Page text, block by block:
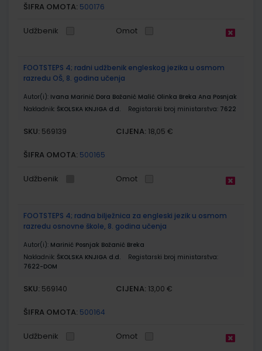
ŠIFRA OMOTA: 500176
Udžbenik Omot
FOOTSTEPS 4; radni udžbenik engleskog jezika u osmom
razredu OŠ, 8. godina učenja
Autor(i): Ivana Marinić Dora Božanić Malić Olinka Breka Ana Posnjak
Nakladnik: ŠKOLSKA KNJIGA d.d. Registarski broj ministarstva: 7622
SKU: 569139 CIJENA: 18,05 €
ŠIFRA OMOTA: 500165
Udžbenik Omot
FOOTSTEPS 4; radna bilježnica za engleski jezik u osmom
razredu osnovne škole, 8. godina učenja
Autor(i): Marinić Posnjak Božanić Breka
Nakladnik: ŠKOLSKA KNJIGA d.d.
Registarski broj ministarstva:
7622-DOM
SKU: 569140 CIJENA: 13,00 €
ŠIFRA OMOTA: 500164
Udžbenik Omot